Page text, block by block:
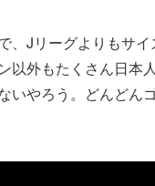
、Jリーグよりもサ
以外もたくさん日本
いやろう。どんどん